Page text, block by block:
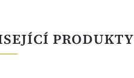
PRODUKTY